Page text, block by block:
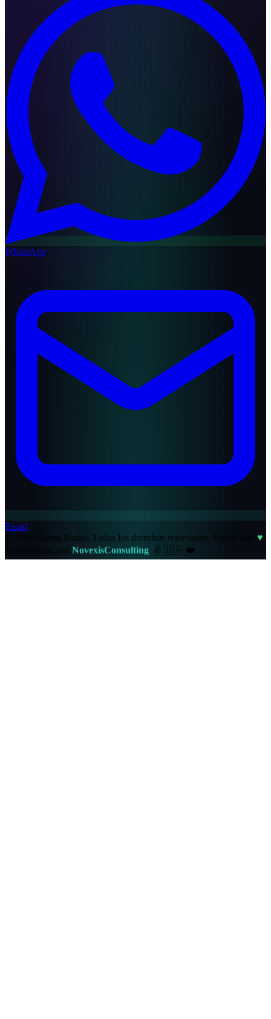
WhatsApp
Email
© 2026 Habita Radio. Todos los derechos reservados.
Hecho con ♥
en Mendoza, por NovexisConsulting ✌️ 🇦🇷 ❤️